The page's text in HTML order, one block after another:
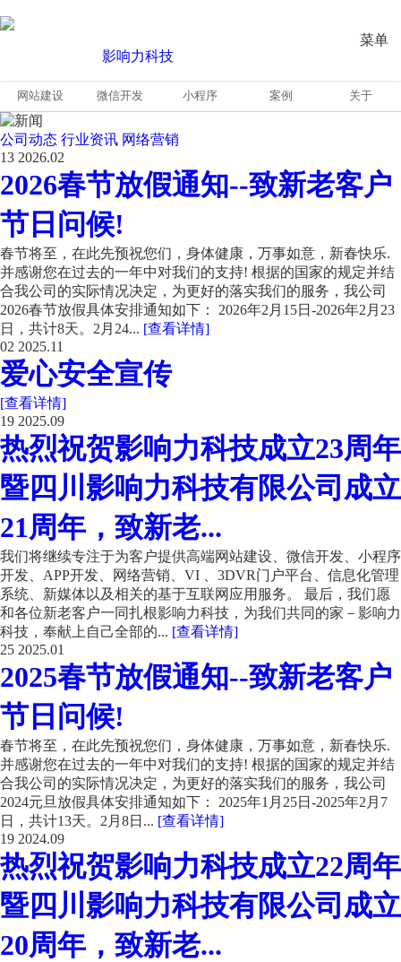
菜单
网站建设 微信开发 小程序 案例 关于
公司动态 行业资讯 网络营销
13 2026.02
2026春节放假通知--致新老客户
节日问候!
春节将至，在此先预祝您们，身体健康，万事如意，新春快乐.
并感谢您在过去的一年中对我们的支持! 根据的国家的规定并结
合我公司的实际情况决定，为更好的落实我们的服务，我公司
2026春节放假具体安排通知如下： 2026年2月15日-2026年2月23
日，共计8天。2月24... [查看详情]
02 2025.11
爱心安全宣传
[查看详情]
19 2025.09
热烈祝贺影响力科技成立23周年
暨四川影响力科技有限公司成立
21周年，致新老...
我们将继续专注于为客户提供高端网站建设、微信开发、小程序
开发、APP开发、网络营销、VI 、3DVR门户平台、信息化管理
系统、新媒体以及相关的基于互联网应用服务。 最后，我们愿
和各位新老客户一同扎根影响力科技，为我们共同的家－影响力
科技，奉献上自己全部的... [查看详情]
25 2025.01
2025春节放假通知--致新老客户
节日问候!
春节将至，在此先预祝您们，身体健康，万事如意，新春快乐.
并感谢您在过去的一年中对我们的支持! 根据的国家的规定并结
合我公司的实际情况决定，为更好的落实我们的服务，我公司
2024元旦放假具体安排通知如下： 2025年1月25日-2025年2月7
日，共计13天。2月8日... [查看详情]
19 2024.09
热烈祝贺影响力科技成立22周年
暨四川影响力科技有限公司成立
20周年，致新老...